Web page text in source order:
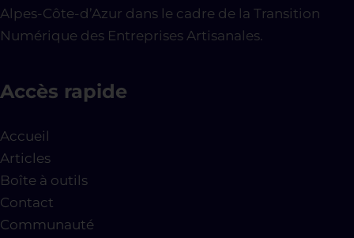
Alpes-Côte-d’Azur dans le cadre de la Transition
Numérique des Entreprises Artisanales.
Accès rapide
Accueil
Articles
Boîte à outils
Contact
Communauté